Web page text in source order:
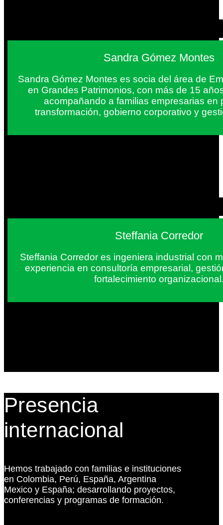
Sandra Gómez Montes
Sandra Gómez Montes es socia del área de
en Grandes Patrimonios, con más de 15
acompañando a familias empresarias en
transformación, gobierno corporativo y
Steffania Corredor
Steffania Corredor es ingeniera industrial con
experiencia en consultoría empresarial,
fortalecimiento
Presencia
internacional
Hemos trabajado con familias e instituciones
en Colombia, Perú, España, Argentina
Mexico y España; desarrollando proyectos,
conferencias y programas de formación.